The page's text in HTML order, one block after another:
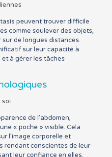
peuvent trouver difficile
comme soulever des objets,
sur de longues distances.
sur leur capacité à
à gérer les tâches
soi
de l’abdomen,
« poche » visible. Cela
l’image corporelle et
rendant conscientes de leur
leur confiance en elles.